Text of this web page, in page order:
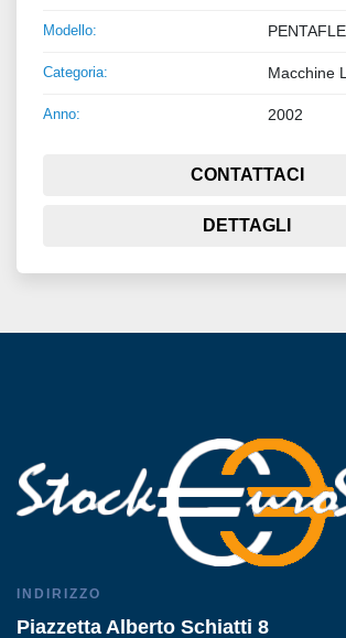
Modello:
Categoria:
Anno: 2002
CONTATTACI
DETTAGLI
INDIRIZZO
Piazzetta Alberto Schiatti 8